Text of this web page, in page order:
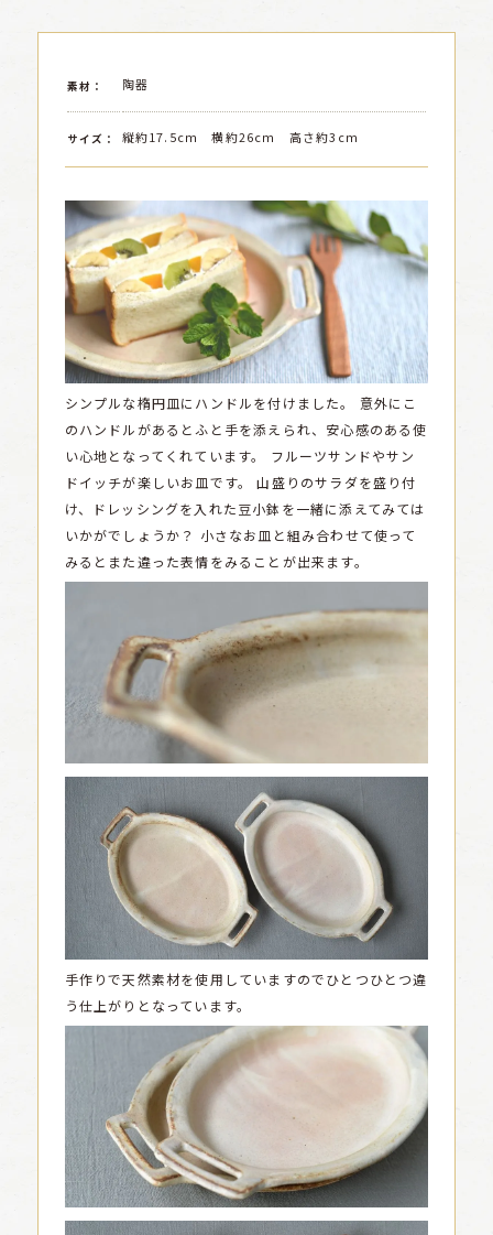
素材： 陶器
サイズ： 縦約17.5cm 横約26cm 高さ約3cm
シンプルな楕円皿にハンドルを付けました。
意外にこ
のハンドルがあるとふと手を添えられ、安心感のある使
い心地となってくれています。
フルーツサンドやサン
ドイッチが楽しいお皿です。
山盛りのサラダを盛り付
け、ドレッシングを入れた豆小鉢を一緒に添えてみては
いかがでしょうか？ 小さなお皿と組み合わせて使って
みるとまた違った表情をみることが出来ます。
手作りで天然素材を使用していますのでひとつひとつ違
う仕上がりとなっています。